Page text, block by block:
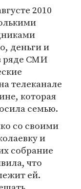
2010
деньги и
ряде СМИ
телеканале
которая
семью.
со своими
и
собрание
что
ей.